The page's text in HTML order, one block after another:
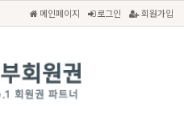
메인페이지 로그인 회원가입